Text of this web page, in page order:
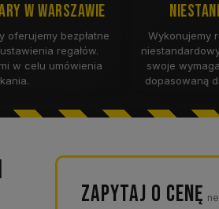
W WARSZAWIE
oferujemy bezpłatne
regałów.
w celu umówienia
Wykonujemy
swoje
dopasowaną
ZAPYTAJ O CENĘ